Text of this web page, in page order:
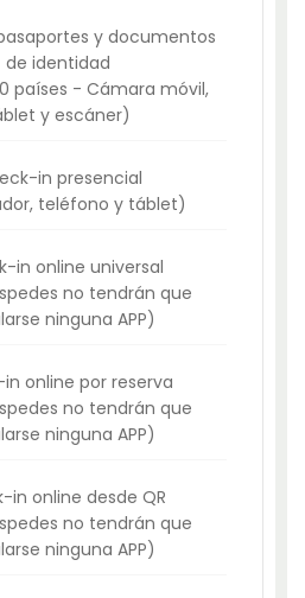
y documentos
de identidad
países - Cámara móvil,
y escáner)
in presencial
teléfono y táblet)
in online universal
no tendrán que
ninguna APP)
online por reserva
no tendrán que
ninguna APP)
in online desde QR
no tendrán que
ninguna APP)